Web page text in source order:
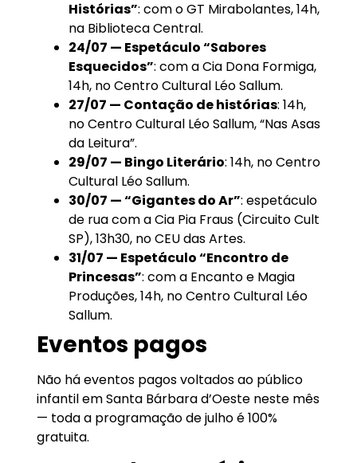
Histórias”: com o GT Mirabolantes, 14h,
na Biblioteca Central.
24/07 — Espetáculo “Sabores
Esquecidos”: com a Cia Dona Formiga,
14h, no Centro Cultural Léo Sallum.
27/07 — Contação de histórias: 14h,
no Centro Cultural Léo Sallum, “Nas Asas
da Leitura”.
29/07 — Bingo Literário: 14h, no Centro
Cultural Léo Sallum.
30/07 — “Gigantes do Ar”: espetáculo
de rua com a Cia Pia Fraus (Circuito Cult
SP), 13h30, no CEU das Artes.
31/07 — Espetáculo “Encontro de
Princesas”: com a Encanto e Magia
Produções, 14h, no Centro Cultural Léo
Sallum.
Eventos pagos
Não há eventos pagos voltados ao público
infantil em Santa Bárbara d’Oeste neste mês
— toda a programação de julho é 100%
gratuita.